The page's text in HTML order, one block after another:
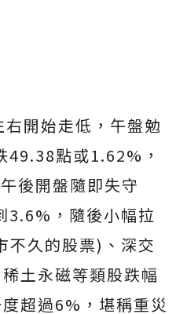
開始走低，午盤勉
49.38點或1.62%，
後開盤隨即失守
3.6%，隨後小幅拉
不久的股票)、深交
土永磁等類股跌幅
超過6%，堪稱重災